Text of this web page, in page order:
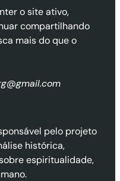
o site ativo,
compartilhando
mais do que o
pelo projeto
histórica,
espiritualidade,